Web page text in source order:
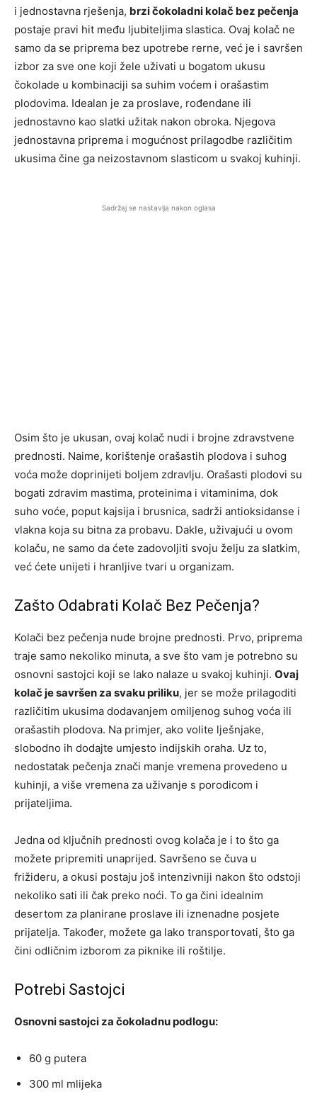
i jednostavna rješenja, brzi čokoladni kolač bez pečenja
postaje pravi hit među ljubiteljima slastica. Ovaj kolač ne
samo da se priprema bez upotrebe rerne, već je i savršen
izbor za sve one koji žele uživati u bogatom ukusu
čokolade u kombinaciji sa suhim voćem i orašastim
plodovima. Idealan je za proslave, rođendane ili
jednostavno kao slatki užitak nakon obroka. Njegova
jednostavna priprema i mogućnost prilagodbe različitim
ukusima čine ga neizostavnom slasticom u svakoj kuhinji.
Sadržaj se nastavlja nakon oglasa
Osim što je ukusan, ovaj kolač nudi i brojne zdravstvene
prednosti. Naime, korištenje orašastih plodova i suhog
voća može doprinijeti boljem zdravlju. Orašasti plodovi su
bogati zdravim mastima, proteinima i vitaminima, dok
suho voće, poput kajsija i brusnica, sadrži antioksidanse i
vlakna koja su bitna za probavu. Dakle, uživajući u ovom
kolaču, ne samo da ćete zadovoljiti svoju želju za slatkim,
već ćete unijeti i hranljive tvari u organizam.
Zašto Odabrati Kolač Bez Pečenja?
Kolači bez pečenja nude brojne prednosti. Prvo, priprema
traje samo nekoliko minuta, a sve što vam je potrebno su
osnovni sastojci koji se lako nalaze u svakoj kuhinji. Ovaj
kolač je savršen za svaku priliku, jer se može prilagoditi
različitim ukusima dodavanjem omiljenog suhog voća ili
orašastih plodova. Na primjer, ako volite lješnjake,
slobodno ih dodajte umjesto indijskih oraha. Uz to,
nedostatak pečenja znači manje vremena provedeno u
kuhinji, a više vremena za uživanje s porodicom i
prijateljima.
Jedna od ključnih prednosti ovog kolača je i to što ga
možete pripremiti unaprijed. Savršeno se čuva u
frižideru, a okusi postaju još intenzivniji nakon što odstoji
nekoliko sati ili čak preko noći. To ga čini idealnim
desertom za planirane proslave ili iznenadne posjete
prijatelja. Također, možete ga lako transportovati, što ga
čini odličnim izborom za piknike ili roštilje.
Potrebi Sastojci
Osnovni sastojci za čokoladnu podlogu:
60 g putera
300 ml mlijeka